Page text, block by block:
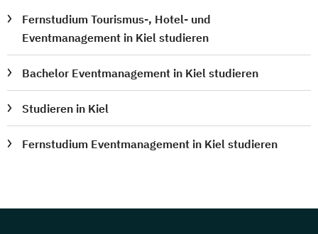
Fernstudium Tourismus-, Hotel- und
Eventmanagement in Kiel studieren
Bachelor Eventmanagement in Kiel studieren
Studieren in Kiel
Fernstudium Eventmanagement in Kiel studieren